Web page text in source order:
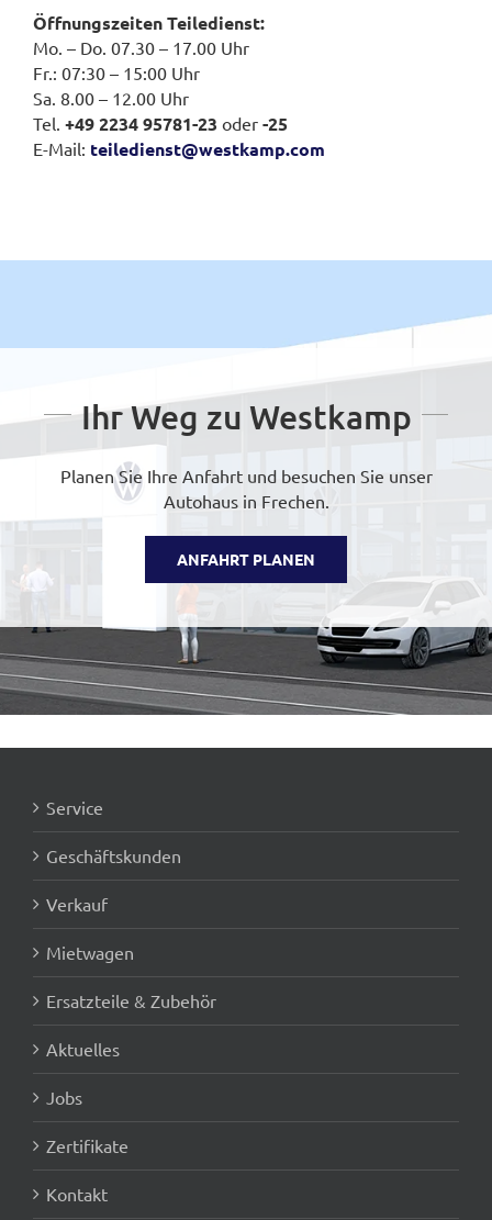
Öffnungszeiten Teiledienst:
Mo. – Do. 07.30 – 17.00 Uhr
Fr.: 07:30 – 15:00 Uhr
Sa. 8.00 – 12.00 Uhr
Tel. +49 2234 95781-23 oder -25
E-Mail: teiledienst@westkamp.com
Ihr Weg zu Westkamp
Planen Sie Ihre Anfahrt und besuchen Sie unser
Autohaus in Frechen.
ANFAHRT PLANEN
Service
Geschäftskunden
Verkauf
Mietwagen
Ersatzteile & Zubehör
Aktuelles
Jobs
Zertifikate
Kontakt